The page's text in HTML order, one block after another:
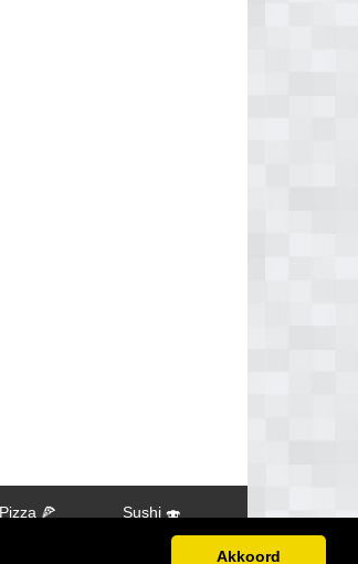
Akkoord
Sushi 🍣
Pizza 🍕